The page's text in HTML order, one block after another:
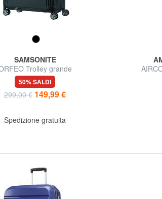
SAMSONITE
Trolley grande
50% SALDI
299,00 € 149,99 €
Spedizione gratuita